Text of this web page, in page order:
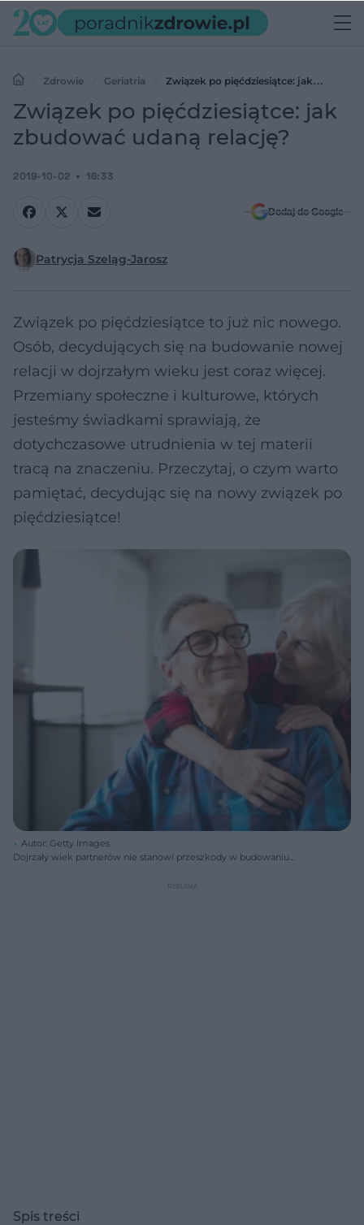
Zdrowie Geriatria
Związek po pięćdziesiątce: jak
zbudować udaną relację?
Związek po pięćdziesiątce: jak
zbudować udaną relację?
2019-10-02 16:33
Dodaj do Google
Patrycja Szeląg-Jarosz
Związek po pięćdziesiątce to już nic nowego.
Osób, decydujących się na budowanie nowej
relacji w dojrzałym wieku jest coraz więcej.
Przemiany społeczne i kulturowe, których
jesteśmy świadkami sprawiają, że
dotychczasowe utrudnienia w tej materii
tracą na znaczeniu. Przeczytaj, o czym warto
pamiętać, decydując się na nowy związek po
pięćdziesiątce!
Autor: Getty Images
Dojrzały wiek partnerów nie stanowi przeszkody w budowaniu
Spis treści